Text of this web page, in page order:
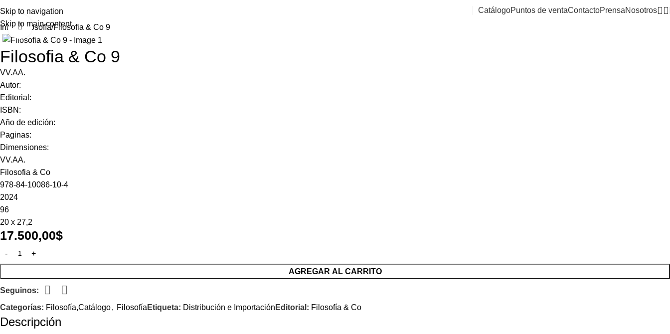
Skip to navigation
Skip to main content
CatálogoPuntos de ventaContactoPrensaNosotros
Inicio Filosofía Filosofia & Co 9
Click to enlarge
Filosofia & Co 9
VV.AA.
Autor:
Editorial:
ISBN:
Año de edición:
Paginas:
Dimensiones:
VV.AA.
Filosofia & Co
978-84-10086-10-4
2024
96
20 x 27,2
17.500,00$
AGREGAR AL CARRITO
Seguinos:
Categorías: Filosofía,Catálogo, Filosofía Etiqueta: Distribución e Importación Editorial: Filosofía & Co
Descripción